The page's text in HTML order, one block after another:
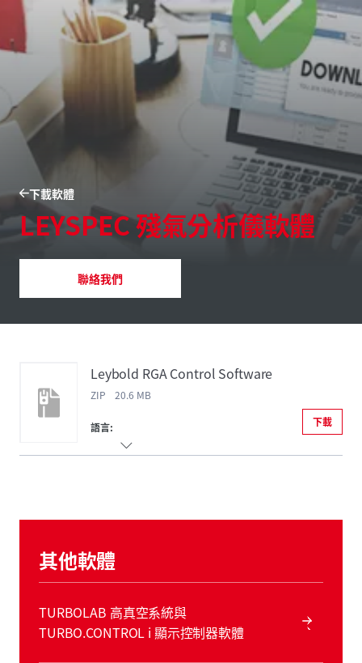
下載軟體
LEYSPEC 殘氣分析儀軟體
聯絡我們
Leybold RGA Control Software
ZIP 20.6 MB
語言: 下載
其他軟體
TURBOLAB 高真空系統與
TURBO.CONTROL i 顯示控制器軟體